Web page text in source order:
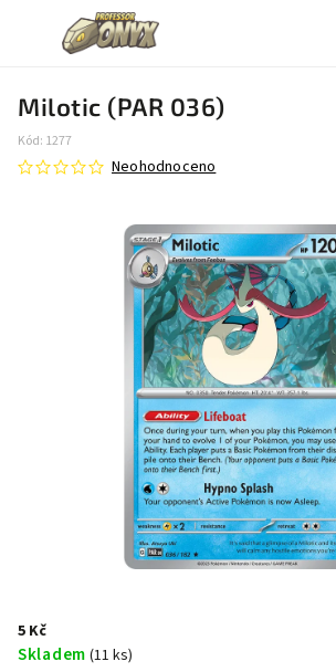
Milotic (PAR 036)
Kód: 1277
Neohodnoceno
5 Kč
Skladem (11 ks)